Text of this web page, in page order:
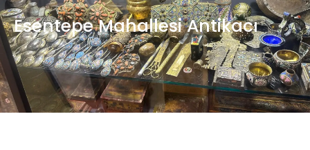
Esentepe Mahallesi Antikacı